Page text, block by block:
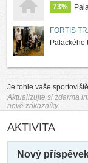
73%
FORTIS
Palackého
Je tohle vaše
Aktualizujte si zdarma
nové zákazníky.
AKTIVITA
Nový